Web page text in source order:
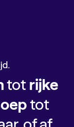
totrijke
tot